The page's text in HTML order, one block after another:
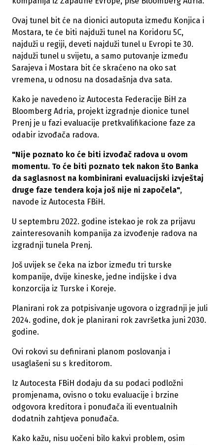
Ovaj tunel bit će na dionici autoputa između Konjica i
Mostara, te će biti najduži tunel na Koridoru 5C,
najduži u regiji, deveti najduži tunel u Evropi te 30.
najduži tunel u svijetu, a samo putovanje između
Sarajeva i Mostara bit će skraćeno na oko sat
vremena, u odnosu na dosadašnja dva sata.
Kako je navedeno iz Autocesta Federacije BiH za
Bloomberg Adria, projekt izgradnje dionice tunel
Prenj je u fazi evaluacije pretkvalifikacione faze za
odabir izvođača radova.
"Nije poznato ko će biti izvođač radova u ovom
momentu. To će biti poznato tek nakon što Banka
da saglasnost na kombinirani evaluacijski izvještaj
druge faze tendera koja još nije ni započela",
navode iz Autocesta FBiH.
U septembru 2022. godine istekao je rok za prijavu
zainteresovanih kompanija za izvođenje radova na
izgradnji tunela Prenj.
Još uvijek se čeka na izbor između tri turske
kompanije, dvije kineske, jedne indijske i dva
konzorcija iz Turske i Koreje.
Planirani rok za potpisivanje ugovora o izgradnji je juli
2024. godine, dok je planirani rok završetka juni 2030.
godine.
Ovi rokovi su definirani planom poslovanja i
usaglašeni su s kreditorom.
Iz Autocesta FBiH dodaju da su podaci podložni
promjenama, ovisno o toku evaluacije i brzine
odgovora kreditora i ponuđača ili eventualnih
dodatnih zahtjeva ponuđača.
Kako kažu, nisu uočeni bilo kakvi problem, osim